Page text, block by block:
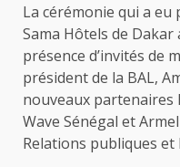
La cérémonie qui a
Sama Hôtels de
présence d’invités de
président de la BAL,
nouveaux partenaires
Wave Sénégal et
Relations publiques et